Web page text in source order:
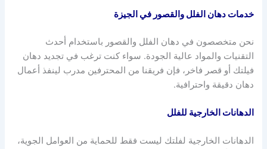
خدمات دهان الفلل والقصور في الجيزة
نحن متخصصون في دهان الفلل والقصور باستخدام أحدث
التقنيات والمواد عالية الجودة. سواء كنت ترغب في تجديد دهان
فيلتك أو قصر فاخر، فإن فريقنا من المحترفين مدرب لينفذ أعمال
دهان دقيقة واحترافية.
الدهانات الخارجية للفلل
الدهانات الخارجية لفلتك ليست فقط للحماية من العوامل الجوية،